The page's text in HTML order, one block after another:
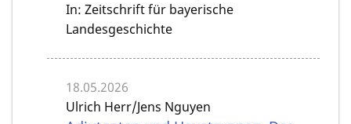
In: Zeitschrift für bayerische
Landesgeschichte
18.05.2026
Ulrich Herr/Jens Nguyen